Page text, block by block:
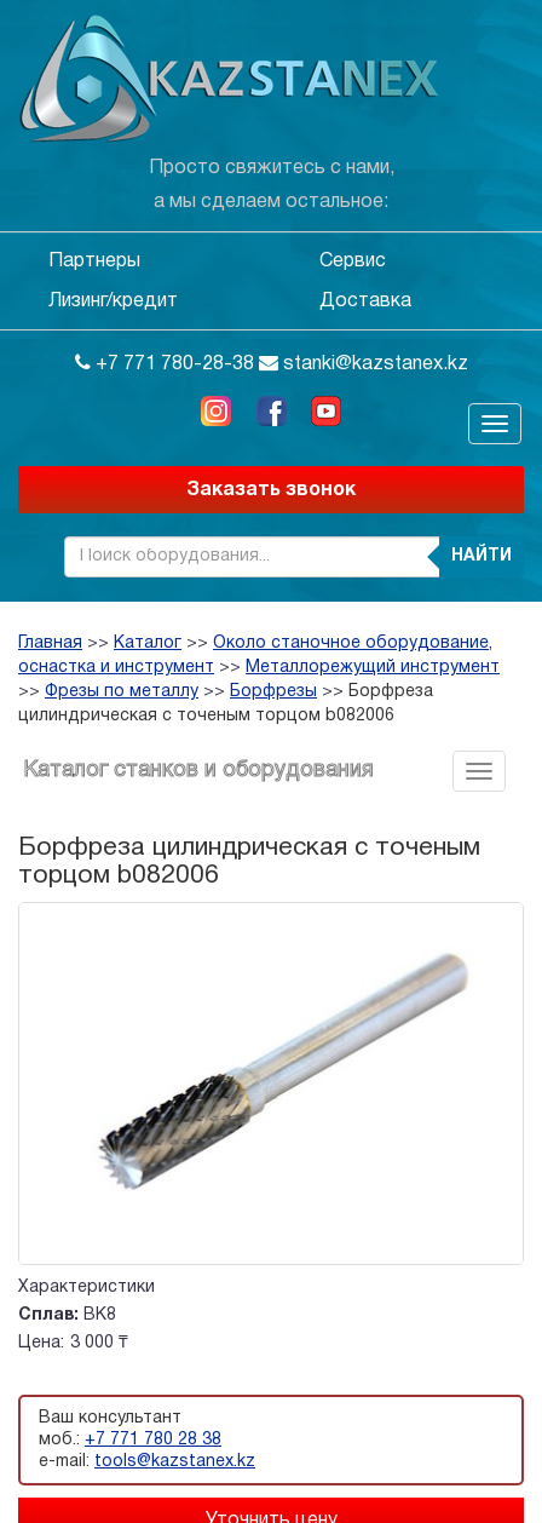
Просто свяжитесь с нами,
а мы сделаем остальное:
Партнеры Сервис
Лизинг/кредит Доставка
+7 771 780-28-38 stanki@kazstanex.kz
Заказать звонок
НАЙТИ
Главная >> Каталог >> Около станочное оборудование,
оснастка и инструмент >> Металлорежущий инструмент
>> Фрезы по металлу >> Борфрезы >> Борфреза
цилиндрическая с точеным торцом b082006
Каталог станков и оборудования
Борфреза цилиндрическая с точеным
торцом b082006
Характеристики
Сплав: ВК8
Цена: 3 000 ₸
Ваш консультант
моб.: +7 771 780 28 38
e-mail: tools@kazstanex.kz